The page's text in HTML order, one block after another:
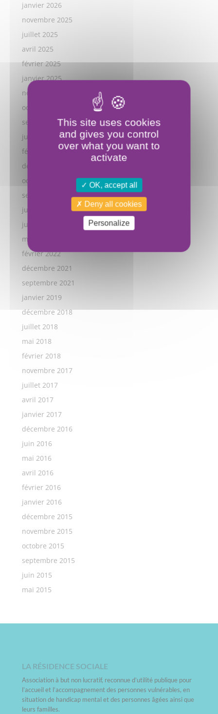
janvier 2026
novembre 2025
juillet 2025
avril 2025
février 2025
janvier 2025
novembre 2024
octobre 2024
septembre 2024
juillet 2024
février 2024
décembre 2023
octobre 2023
septembre 2023
juillet 2023
juillet 2022
mars 2022
février 2022
décembre 2021
septembre 2021
janvier 2019
décembre 2018
juillet 2018
mai 2018
février 2018
novembre 2017
juillet 2017
avril 2017
janvier 2017
décembre 2016
juin 2016
mai 2016
avril 2016
février 2016
janvier 2016
décembre 2015
novembre 2015
octobre 2015
septembre 2015
juin 2015
mai 2015
LA RÉSIDENCE SOCIALE
Association à but non lucratif, reconnue d’utilité publique pour
l’accueil et l’accompagnement des personnes vulnérables, en
situation de handicap mental et des personnes âgées ainsi que
leurs familles.
This site uses cookies
and gives you control
over what you want to
activate
OK, accept all
Deny all cookies
Personalize